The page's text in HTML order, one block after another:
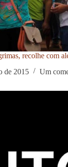
recolhe com
de 2015
Um